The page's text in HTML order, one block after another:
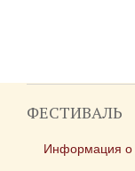
ФЕСТИВАЛЬ
Информация о